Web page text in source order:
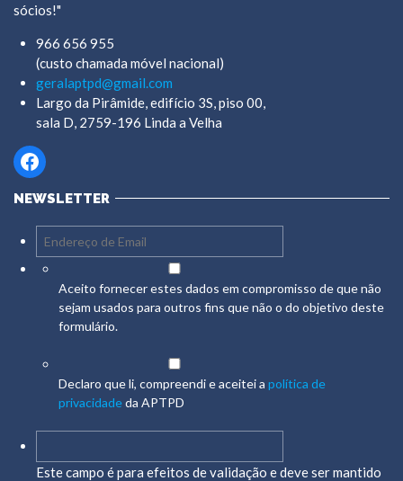
sócios!"
966 656 955
(custo chamada móvel nacional)
geralaptpd@gmail.com
Largo da Pirâmide, edifício 3S, piso 00,
sala D, 2759-196 Linda a Velha
Facebook
NEWSLETTER
Aceito fornecer estes dados em compromisso de que não
sejam usados para outros fins que não o do objetivo deste
formulário.
Declaro que li, compreendi e aceitei a política de
privacidadeda APTPD
Este campo é para efeitos de validação e deve ser mantido